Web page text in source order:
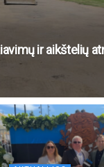
ir aikštelių